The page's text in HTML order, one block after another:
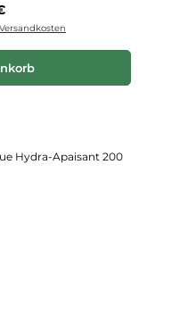
Preis: